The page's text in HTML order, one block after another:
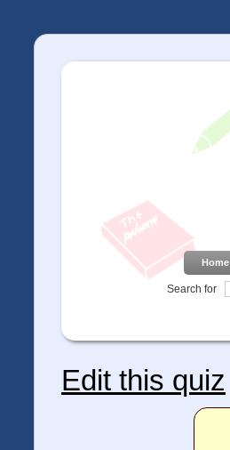
Home
Search for
Edit this quiz